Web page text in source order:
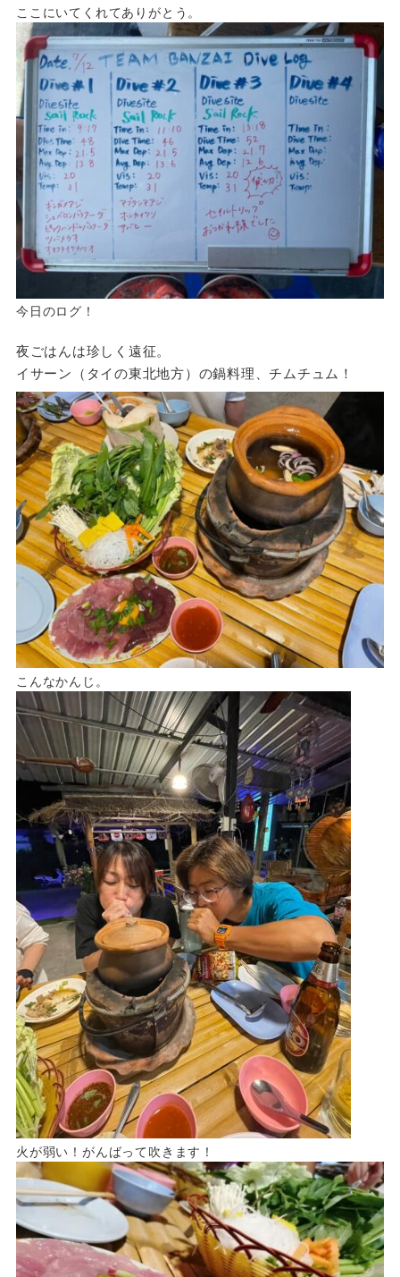
ここにいてくれてありがとう。
今日のログ！
夜ごはんは珍しく遠征。
イサーン（タイの東北地方）の鍋料理、チムチュム！
こんなかんじ。
火が弱い！がんばって吹きます！